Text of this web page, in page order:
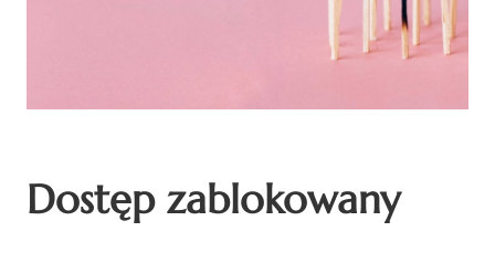
Dostęp zablokowany